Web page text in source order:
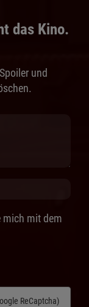
das Kino.
und
mich mit dem
ReCaptcha)